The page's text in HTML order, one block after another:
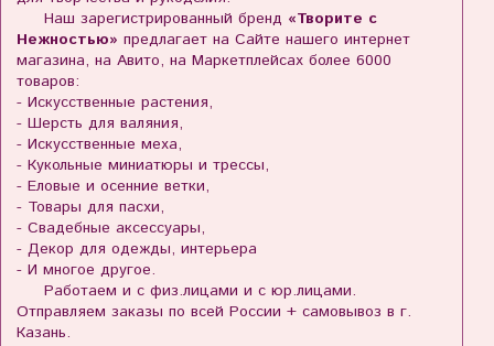
Наш зарегистрированный бренд «Творите с
Нежностью» предлагает на Сайте нашего интернет
магазина, на Авито, на Маркетплейсах более 6000
товаров:
- Искусственные растения,
- Шерсть для валяния,
- Искусственные меха,
- Кукольные миниатюры и трессы,
- Еловые и осенние ветки,
- Товары для пасхи,
- Свадебные аксессуары,
- Декор для одежды, интерьера
- И многое другое.
Работаем и с физ.лицами и с юр.лицами.
Отправляем заказы по всей России + самовывоз в г.
Казань.